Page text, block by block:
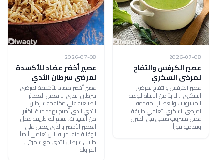
2026-07-08
عصير الكرفس والتفاح
لمرضى السكري
عصير الكرفس والتفاح لمرضى
السكري .. لا بدّ من الانتباه لنوعية
المشروبات والعصائر المقدمة
لمرضى السكري، تعلمي طريقة
عمل مشروب صحي في المنزل
وقدميه فوراً
2026-07-08
عصير أخضر مضاد للأكسدة
لمرضى سرطان الثدي
عصير أخضر مضاد للأكسدة لمرضى
سرطان الثدي ... تعمل العصائر
الطبيعية على مكافحة سرطان
الثدي الذي أصبح يهدد حياة الكثير
من السيدات، نقدم لك طريقة عمل
العصير الأخضر والذي يعمل على
الوقاية منه، جربيه الآن تعلمي أيضاً:
حاربي سرطان الثدي مع سموثي
الفراولة